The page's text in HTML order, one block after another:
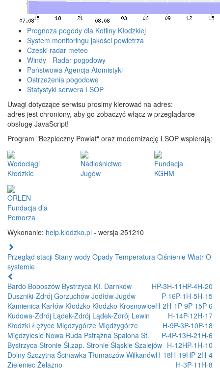
Prognoza pogody dla Kotliny Kłodzkiej
System monitoringu jakości powietrza
Czeski radar meteo
Windy - Radar pogodowy
Państwowa Agencja Atomistyki
Ostrzeżenia pogodowe
Statystyki serwera LSOP
Uwagi dotyczące serwisu prosimy kierować na adres:
adres jest chroniony, aby go zobaczyć włącz w przeglądarce
obsługę JavaScript!
Program "Bezpieczny Powiat" oraz modernizację LSOP wspierają:
Wodociągi
Kłodzkie
Nadleśnictwo
Jugów
Fundacja
KGHM
ORLEN
Fundacja dla
Pomorza
Wykonanie: help.klodzko.pl - wersja 251210
Przegląd stacji Stany wody Opady Temperatura Ciśnienie Wiatr O
systemie
Bardo
H-20
Boboszów HP-4
Bystrzyca Kł. H-11
Darnków
HP-3
Duszniki-Zdrój
H-15
Gorzuchów H-5
Jodłów P-1
Jugów
P-16
Kamienica
P-6
Karłów P-15
Kłodzko P-9
Kłodzko H-1
KrosnowiceH-2
Kudowa-Zdrój
H-17
Lądek-Zdrój P-12
Lądek-Zdrój H-14
Lewin
Kłodzki
P-18
Łężyce P-10
Międzygórze P-3
Międzygórze
H-9
Międzylesie
H-6
Nowa Ruda H-21
Pstrążna P-13
Spalona P-4
St.
Bystrzyca
H-10
Stronie Śl.zap. HP-1
Stronie Śląskie H-12
Szalejów
Dolny
H-4
Szczytna HP-2
Ścinawka H-19
Tłumaczów H-18
Wilkanów
H-8
Zieleniec P-11
Żelazno H-3